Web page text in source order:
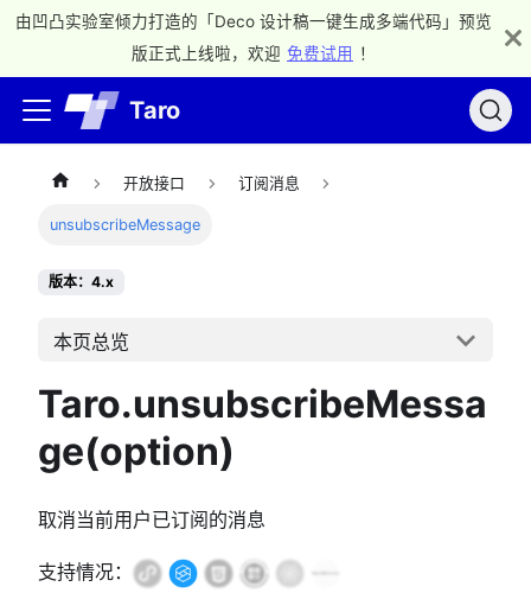
由凹凸实验室倾力打造的「Deco 设计稿一键生成多端代码」预览
版正式上线啦，欢迎 免费试用 ！
Taro
开放接口 订阅消息
unsubscribeMessage
版本：4.x
本页总览
Taro.unsubscribeMessa
ge(option)
取消当前用户已订阅的消息
支持情况：